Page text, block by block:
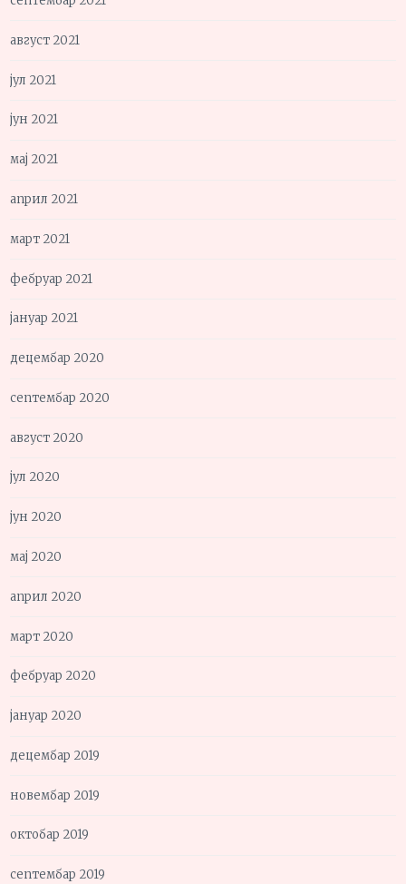
август 2021
јул 2021
јун 2021
мај 2021
април 2021
март 2021
фебруар 2021
јануар 2021
децембар 2020
септембар 2020
август 2020
јул 2020
јун 2020
мај 2020
април 2020
март 2020
фебруар 2020
јануар 2020
децембар 2019
новембар 2019
октобар 2019
септембар 2019